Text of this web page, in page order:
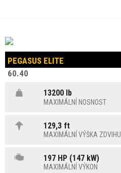
PEGASUS ELITE
60.40
13200 lb
MAXIMÁLNÍ NOSNOST
129,3 ft
MAXIMÁLNÍ VÝŠKA ZDVIHU
197 HP (147 kW)
MAXIMÁLNÍ VÝKON